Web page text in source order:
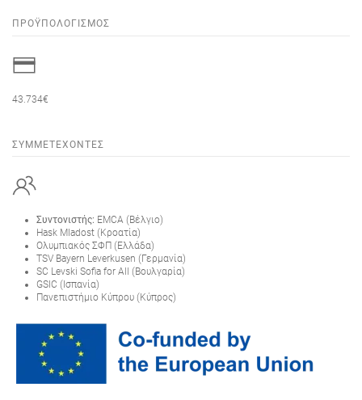
ΠΡΟΫΠΟΛΟΓΙΣΜΌΣ
43.734€
ΣΥΜΜΕΤΈΧΟΝΤΕΣ
Συντονιστής: EMCA (Βέλγιο)
Hask Mladost (Κροατία)
Ολυμπιακός ΣΦΠ (Ελλάδα)
TSV Bayern Leverkusen (Γερμανία)
SC Levski Sofia for All (Βουλγαρία)
GSIC (Ισπανία)
Πανεπιστήμιο Κύπρου (Κύπρος)